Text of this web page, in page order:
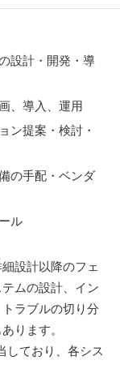
設計・開発・導
、導入、運用
ン提案・検討・
の手配・ベンダ
ル
設計以降のフェ
ムの設計、イン
ラブルの切り分
ります。
しており、各シス